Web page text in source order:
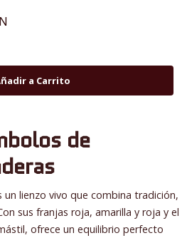
a Carrito
de
un lienzo vivo que combina tradición,
sus franjas roja, amarilla y roja y el
ofrece un equilibrio perfecto